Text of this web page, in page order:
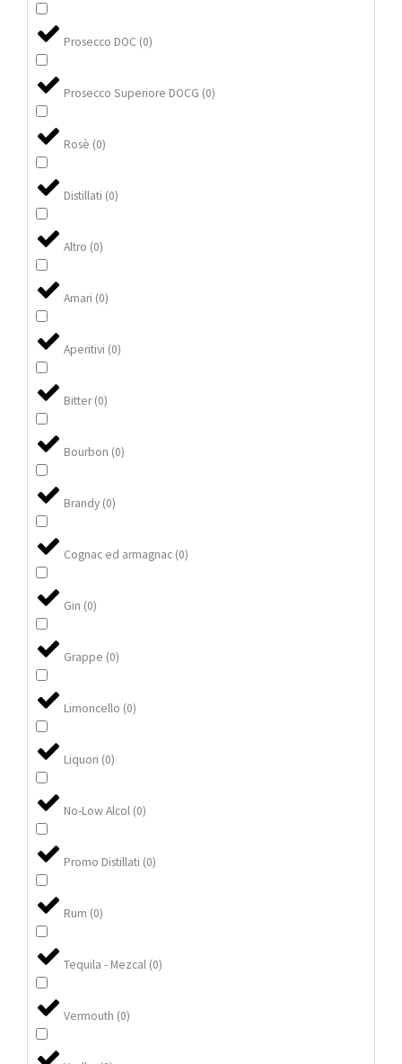
Prosecco DOC (0)
Prosecco Superiore DOCG (0)
Rosè (0)
Distillati (0)
Altro (0)
Amari (0)
Aperitivi (0)
Bitter (0)
Bourbon (0)
Brandy (0)
Cognac ed armagnac (0)
Gin (0)
Grappe (0)
Limoncello (0)
Liquori (0)
No-Low Alcol (0)
Promo Distillati (0)
Rum (0)
Tequila - Mezcal (0)
Vermouth (0)